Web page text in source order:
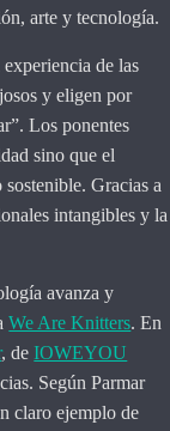
arte y tecnología.
de las
y eligen por
Los ponentes
sino que el
Gracias a
intangibles y la
avanza y
We Are Knitters. En
, deIOWEYOU
Según Parmar
claro ejemplo de